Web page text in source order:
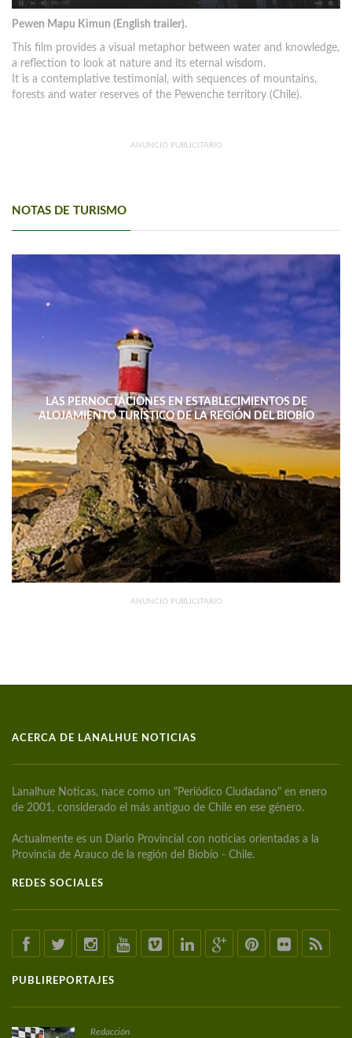
Pewen Mapu Kimun (English trailer).
This film provides a visual metaphor between water and knowledge,
a reflection to look at nature and its eternal wisdom.
It is a contemplative testimonial, with sequences of mountains,
forests and water reserves of the Pewenche territory (Chile).
ANUNCIO PUBLICITARIO
NOTAS DE TURISMO
LAS PERNOCTACIONES EN ESTABLECIMIENTOS DE
ALOJAMIENTO TURÍSTICO DE LA REGIÓN DEL BIOBÍO
DISMINUYERON 15,4% INTERANUAL
ANUNCIO PUBLICITARIO
ACERCA DE LANALHUE NOTICIAS
Lanalhue Noticas, nace como un "Periódico Ciudadano" en enero
de 2001, considerado el más antiguo de Chile en ese género.
Actualmente es un Diario Provincial con noticias orientadas a la
Provincia de Arauco de la región del Biobío - Chile.
REDES SOCIALES
PUBLIREPORTAJES
Redacción